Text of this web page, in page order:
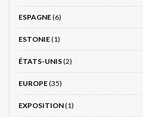
ESPAGNE(6)
ESTONIE(1)
ÉTATS-UNIS(2)
EUROPE(35)
EXPOSITION(1)